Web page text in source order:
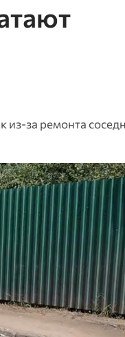
из-за ремонта